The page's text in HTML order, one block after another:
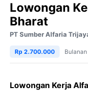
Lowongan
Bharat
PT Sumber Alfaria
Rp 2.700.000 Bulanan
Lowongan Kerja